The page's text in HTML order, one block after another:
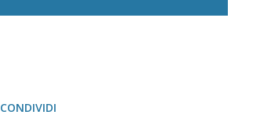
CONDIVIDI